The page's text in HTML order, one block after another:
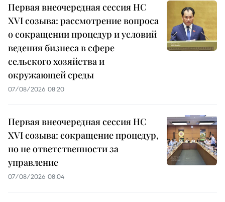
Первая внеочередная сессия НС
XVI созыва: рассмотрение вопроса
о сокращении процедур и условий
ведения бизнеса в сфере
сельского хозяйства и
окружающей среды
07/08/2026 08:20
Первая внеочередная сессия НС
XVI созыва: сокращение процедур,
но не ответственности за
управление
07/08/2026 08:04